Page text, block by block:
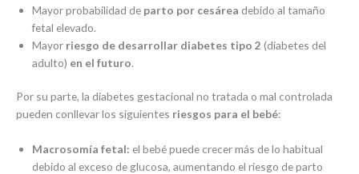
Mayor probabilidad de parto por cesárea debido al tamaño
fetal elevado.
Mayor riesgo de desarrollar diabetes tipo 2 (diabetes del
adulto) en el futuro.
Por su parte, la diabetes gestacional no tratada o mal controlada
pueden conllevar los siguientes riesgos para el bebé:
Macrosomía fetal: el bebé puede crecer más de lo habitual
debido al exceso de glucosa, aumentando el riesgo de parto